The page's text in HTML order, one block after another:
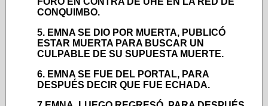
CONQUIMBO.
5. EMNA SE DIO POR MUERTA, PUBLICÓ
ESTAR MUERTA PARA BUSCAR UN
CULPABLE DE SU SUPUESTA MUERTE.
6. EMNA SE FUE DEL PORTAL, PARA
DESPUÉS DECIR QUE FUE ECHADA.